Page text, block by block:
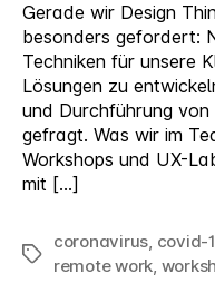
Gerade wir Design
besonders gefordert:
Techniken für unsere
Lösungen zu
und Durchführung
gefragt. Was wir im
Workshops und UX-
mit […]
Schlagwörter
coronavirus, covid-
remote work,